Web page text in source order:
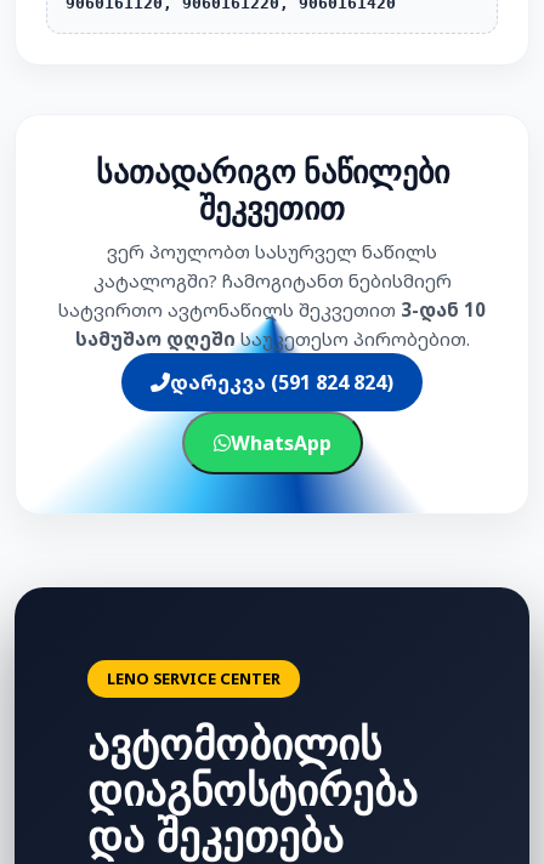
სათადარიგო ნაწილები
შეკვეთით
ვერ პოულობთ სასურველ ნაწილს
კატალოგში? ჩამოგიტანთ ნებისმიერ
სატვირთო ავტონაწილს შეკვეთით 3-დან 10
სამუშაო დღეშისაუკეთესო პირობებით.
დარეკვა (591 824 824)
WhatsApp
LENO SERVICE CENTER
ავტომობილის
დიაგნოსტირება
და შეკეთება